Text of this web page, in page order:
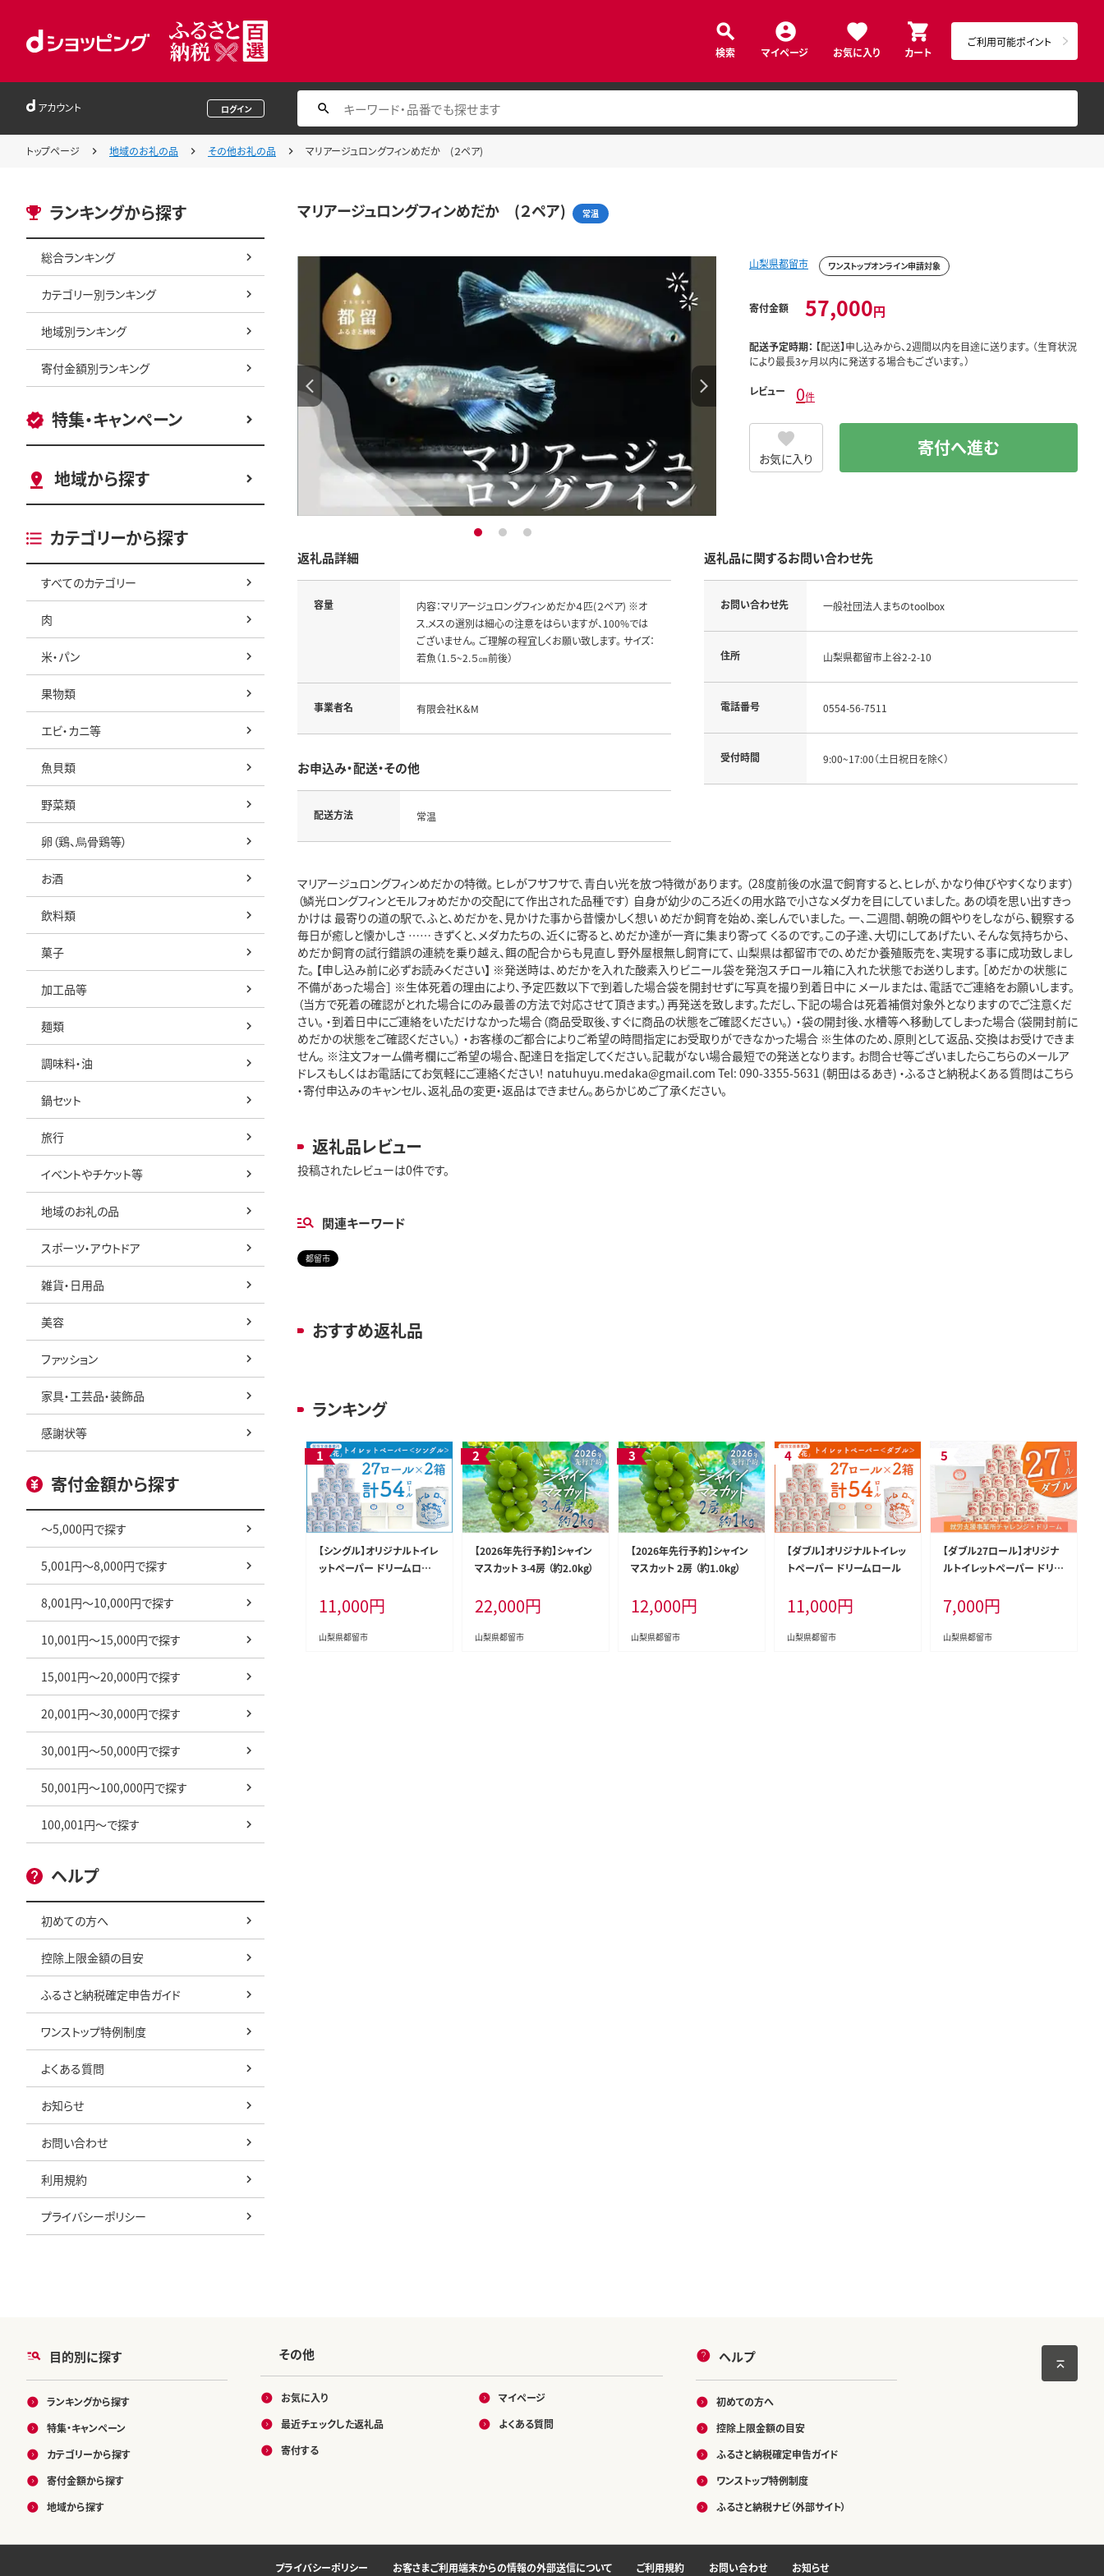
検索 マイページ お気に入り カート
ご利用可能ポイント
アカウント ログイン
トップページ 地域のお礼の品 その他お礼の品 マリアージュロングフィンめだか (２ペア)
ランキングから探す
総合ランキング
カテゴリー別ランキング
地域別ランキング
寄付金額別ランキング
特集・キャンペーン
地域から探す
カテゴリーから探す
すべてのカテゴリー
肉
米・パン
果物類
エビ・カニ等
魚貝類
野菜類
卵（鶏、烏骨鶏等）
お酒
飲料類
菓子
加工品等
麺類
調味料・油
鍋セット
旅行
イベントやチケット等
地域のお礼の品
スポーツ・アウトドア
雑貨・日用品
美容
ファッション
家具・工芸品・装飾品
感謝状等
寄付金額から探す
～5,000円で探す
5,001円～8,000円で探す
8,001円～10,000円で探す
10,001円～15,000円で探す
15,001円～20,000円で探す
20,001円～30,000円で探す
30,001円～50,000円で探す
50,001円～100,000円で探す
100,001円～で探す
ヘルプ
初めての方へ
控除上限金額の目安
ふるさと納税確定申告ガイド
ワンストップ特例制度
よくある質問
お知らせ
お問い合わせ
利用規約
プライバシーポリシー
マリアージュロングフィンめだか (２ペア) 常温
1 2 3
山梨県都留市 ワンストップオンライン申請対象
寄付金額 57,000円
配送予定時期： 【配送】申し込みから、2週間以内を目途に送ります。 （生育状況
により最長3ヶ月以内に発送する場合もございます。）
レビュー 0件
お気に入り 寄付へ進む
返礼品詳細
容量
内容：マリアージュロングフィンめだか４匹(２ペア) ※オ
ス.メスの選別は細心の注意をはらいますが、100%では
ございません。 ご理解の程宜しくお願い致します。 サイズ：
若魚（1.５~2.５㎝前後）
事業者名 有限会社K＆M
お申込み・配送・その他
配送方法 常温
返礼品に関するお問い合わせ先
お問い合わせ先 一般社団法人まちのtoolbox
住所 山梨県都留市上谷2-2-10
電話番号 0554-56-7511
受付時間 9:00~17:00（土日祝日を除く）
マリアージュロングフィンめだかの特徴。 ヒレがフサフサで、青白い光を放つ特徴があります。 （28度前後の水温で飼育すると、ヒレが、かなり伸びやすくなります）
（鱗光ロングフィンとモルフォめだかの交配にて作出された品種です） 自身が幼少のころ近くの用水路で小さなメダカを目にしていました。 あの頃を思い出すきっ
かけは 最寄りの道の駅で、ふと、めだかを、見かけた事から昔懐かしく想い めだか飼育を始め、楽しんでいました。 一、二週間、朝晩の餌やりをしながら、観察する
毎日が癒しと懐かしさ …… きずくと、メダカたちの、近くに寄ると、めだか達が一斉に集まり寄って くるのです。この子達、大切にしてあげたい、そんな気持ちから、
めだか飼育の試行錯誤の連続を乗り越え、餌の配合からも見直し 野外屋根無し飼育にて、 山梨県は都留市での、めだか養殖販売を、実現する事に成功致しまし
た。 【申し込み前に必ずお読みください】 ※発送時は、めだかを入れた酸素入りビニール袋を発泡スチロール箱に入れた状態でお送りします。 ［めだかの状態に
不備があった場合］ ※生体死着の理由により、予定匹数以下で到着した場合袋を開封せずに写真を撮り到着日中に メールまたは、電話でご連絡をお願いします。
（当方で死着の確認がとれた場合にのみ最善の方法で対応させて頂きます。）再発送を致します。ただし、下記の場合は死着補償対象外となりますのでご注意くだ
さい。 ・到着日中にご連絡をいただけなかった場合（商品受取後、すぐに商品の状態をご確認ください。） ・袋の開封後、水槽等へ移動してしまった場合（袋開封前に
めだかの状態をご確認ください。） ・お客様のご都合によりご希望の時間指定にお受取りができなかった場合 ※生体のため、原則として返品、交換はお受けできま
せん。 ※注文フォーム備考欄にご希望の場合、配達日を指定してください。記載がない場合最短での発送となります。 お問合せ等ございましたらこちらのメールア
ドレスもしくはお電話にてお気軽にご連絡ください！ natuhuyu.medaka@gmail.com Tel: 090-3355-5631 (朝田はるあき) ・ふるさと納税よくある質問はこちら
・寄付申込みのキャンセル、返礼品の変更・返品はできません。あらかじめご了承ください。
返礼品レビュー
投稿されたレビューは0件です。
関連キーワード
都留市
おすすめ返礼品
ランキング
【シングル】オリジナルトイレ
ットペーパー ドリームロー
11,000円
山梨県都留市
【2026年先行予約】シャイン
マスカット 3-4房 （約2.0kg）
22,000円
山梨県都留市
【2026年先行予約】シャイン
マスカット 2房 （約1.0kg）
12,000円
山梨県都留市
【ダブル】オリジナルトイレッ
トペーパー ドリームロール
11,000円
山梨県都留市
【ダブル27ロール】オリジナ
ルトイレットペーパー ドリー
7,000円
山梨県都留市
目的別に探す
ランキングから探す
特集・キャンペーン
カテゴリーから探す
寄付金額から探す
地域から探す
その他
お気に入り
最近チェックした返礼品
寄付する
マイページ
よくある質問
ヘルプ
初めての方へ
控除上限金額の目安
ふるさと納税確定申告ガイド
ワンストップ特例制度
ふるさと納税ナビ（外部サイト）
プライバシーポリシー お客さまご利用端末からの情報の外部送信について ご利用規約 お問い合わせ お知らせ